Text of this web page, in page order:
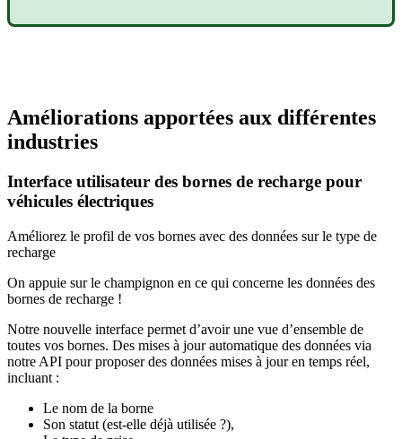
Améliorations apportées aux différentes
industries
Interface utilisateur des bornes de recharge pour
véhicules électriques
Améliorez le profil de vos bornes avec des données sur le type de
recharge
On appuie sur le champignon en ce qui concerne les données des
bornes de recharge !
Notre nouvelle interface permet d’avoir une vue d’ensemble de
toutes vos bornes. Des mises à jour automatique des données via
notre API pour proposer des données mises à jour en temps réel,
incluant :
Le nom de la borne
Son statut (est-elle déjà utilisée ?),